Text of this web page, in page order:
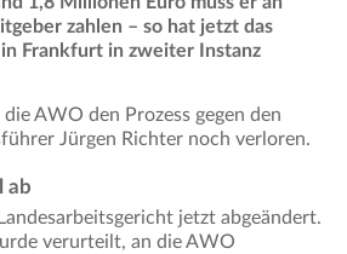
zahlen – so hat jetzt das
Frankfurt in zweiter Instanz
AWO den Prozess gegen den
Jürgen Richter noch verloren.
ab
jetzt abgeändert.
verurteilt, an die AWO